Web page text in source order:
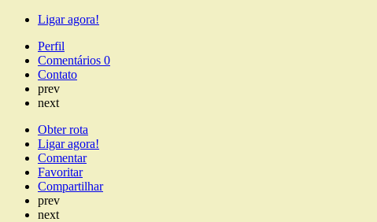
Ligar agora!
Perfil
Comentários 0
Contato
prev
next
Obter rota
Ligar agora!
Comentar
Favoritar
Compartilhar
prev
next